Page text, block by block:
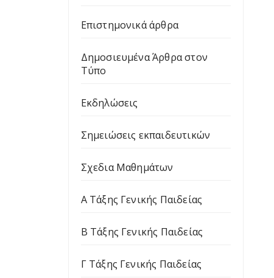
Επιστημονικά άρθρα
Δημοσιευμένα Άρθρα στον
Τύπο
Εκδηλώσεις
Σημειώσεις εκπαιδευτικών
Σχεδια Μαθημάτων
Α Τάξης Γενικής Παιδείας
Β Τάξης Γενικής Παιδείας
Γ Τάξης Γενικής Παιδείας